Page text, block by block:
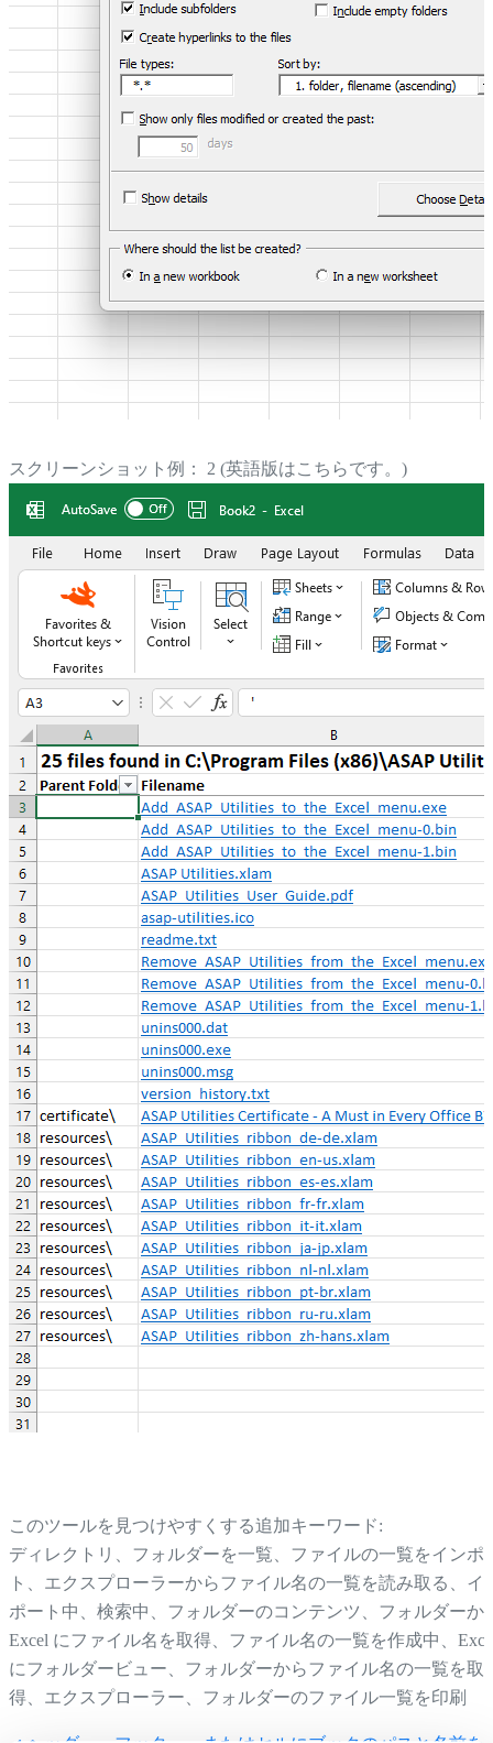
スクリーンショット例： 2 (英語版はこちらです。)
このツールを見つけやすくする追加キーワード:
ディレクトリ、フォルダーを一覧、ファイルの一覧をインポ
ト、エクスプローラーからファイル名の一覧を読み取る、イ
ポート中、検索中、フォルダーのコンテンツ、フォルダーか
Excel にファイル名を取得、ファイル名の一覧を作成中、
にフォルダービュー、フォルダーからファイル名の一覧を取
得、エクスプローラー、フォルダーのファイル一覧を印刷